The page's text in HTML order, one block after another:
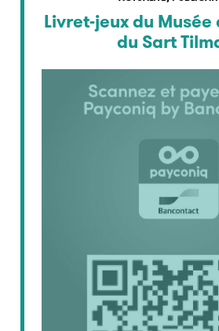
Livret-jeux du
du Sart